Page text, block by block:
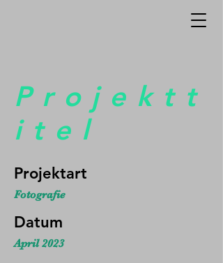
Projektt
itel
Projektart
Fotografie
Datum
April 2023